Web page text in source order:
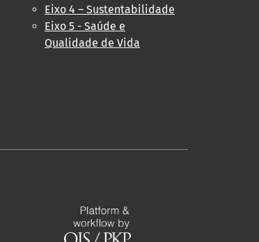
Eixo 4 – Sustentabilidade
Eixo 5 - Saúde e
Qualidade de Vida